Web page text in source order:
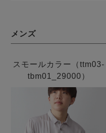
メンズ
スモールカラー（ttm03-
tbm01_29000）